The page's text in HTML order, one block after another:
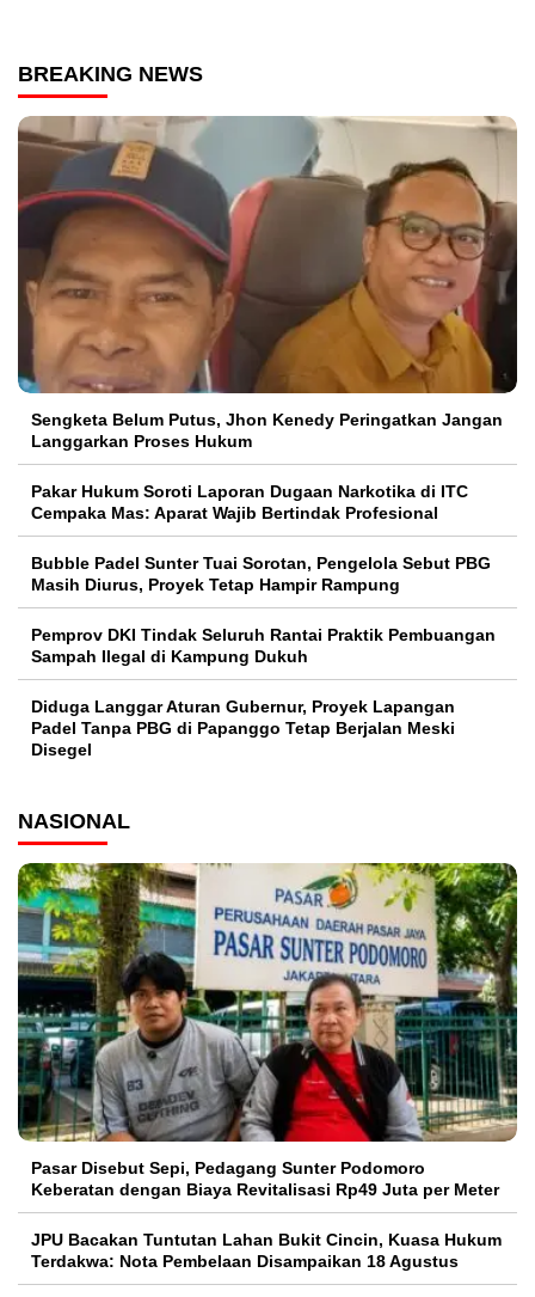
BREAKING NEWS
Sengketa Belum Putus, Jhon Kenedy Peringatkan Jangan
Langgarkan Proses Hukum
Pakar Hukum Soroti Laporan Dugaan Narkotika di ITC
Cempaka Mas: Aparat Wajib Bertindak Profesional
Bubble Padel Sunter Tuai Sorotan, Pengelola Sebut PBG
Masih Diurus, Proyek Tetap Hampir Rampung
Pemprov DKI Tindak Seluruh Rantai Praktik Pembuangan
Sampah Ilegal di Kampung Dukuh
Diduga Langgar Aturan Gubernur, Proyek Lapangan
Padel Tanpa PBG di Papanggo Tetap Berjalan Meski
Disegel
NASIONAL
Pasar Disebut Sepi, Pedagang Sunter Podomoro
Keberatan dengan Biaya Revitalisasi Rp49 Juta per Meter
JPU Bacakan Tuntutan Lahan Bukit Cincin, Kuasa Hukum
Terdakwa: Nota Pembelaan Disampaikan 18 Agustus